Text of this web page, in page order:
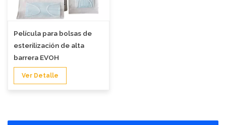
Película para bolsas de
esterilización de alta
barrera EVOH
Ver Detalle